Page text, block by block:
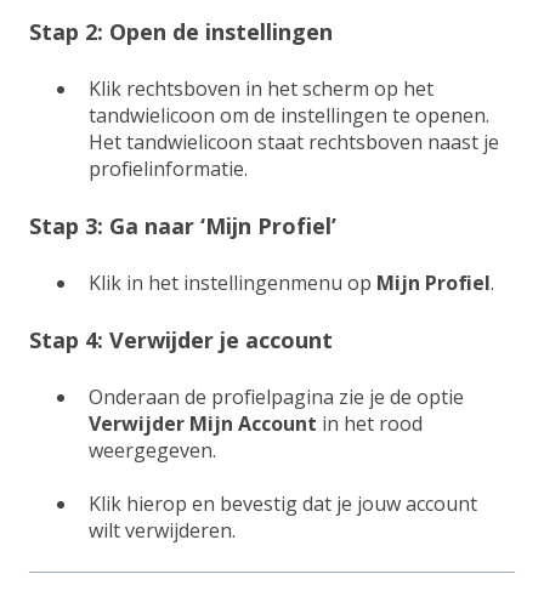
Stap 2: Open de instellingen
Klik rechtsboven in het scherm op het
tandwielicoon om de instellingen te openen.
Het tandwielicoon staat rechtsboven naast je
profielinformatie.
Stap 3: Ga naar ‘Mijn Profiel’
Klik in het instellingenmenu op Mijn Profiel.
Stap 4: Verwijder je account
Onderaan de profielpagina zie je de optie
Verwijder Mijn Account in het rood
weergegeven.
Klik hierop en bevestig dat je jouw account
wilt verwijderen.